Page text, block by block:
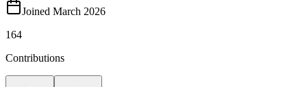
Joined March 2026
164
Contributions